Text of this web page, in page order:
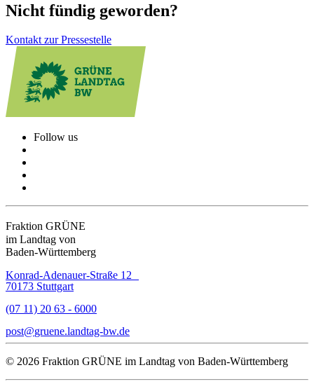
Nicht fündig geworden?
Kontakt zur Pressestelle
Follow us
Fraktion GRÜNE
im Landtag von
Baden-Württemberg
Konrad-Adenauer-Straße 12
70173 Stuttgart
(07 11) 20 63 - 6000
post
gruene.landtag-bw de
© 2026 Fraktion GRÜNE im Landtag von Baden-Württemberg